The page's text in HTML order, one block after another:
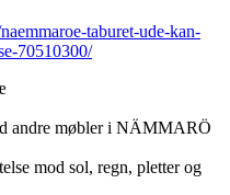
taburet-ude-kan-
70510300/
andre møbler i NÄMMARÖ
mod sol, regn, pletter og